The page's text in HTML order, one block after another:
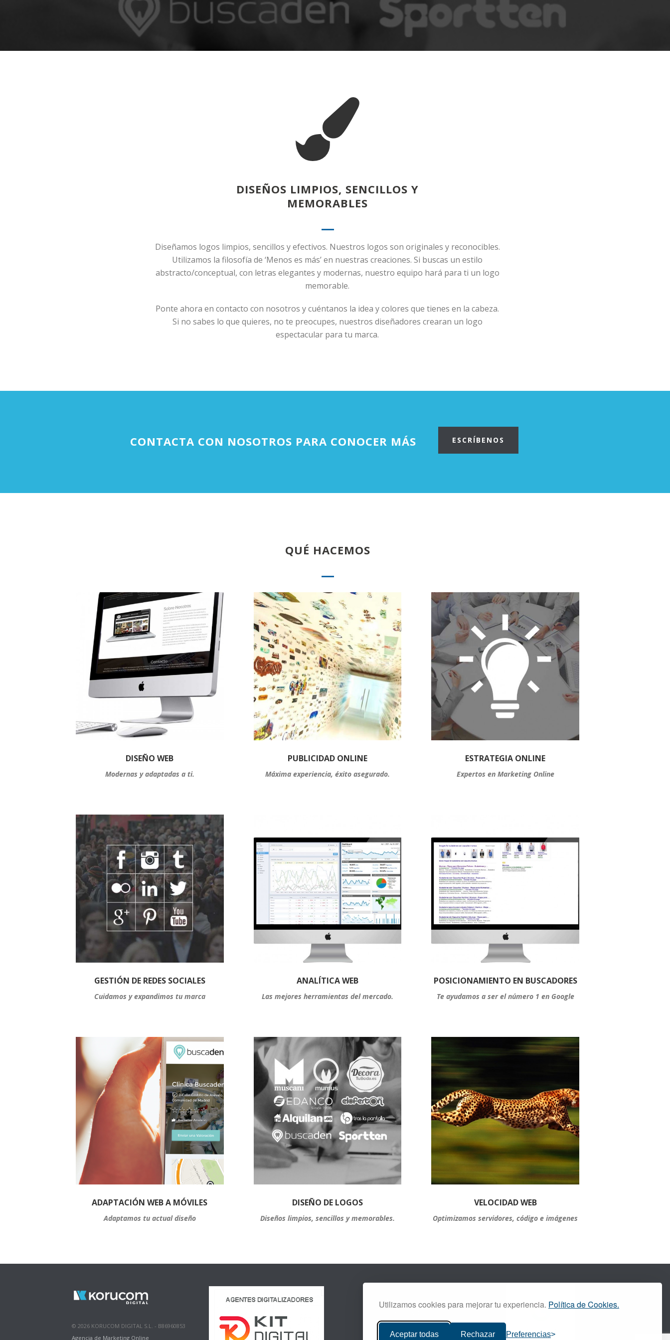
Utilizamos cookies para mejorar tu experiencia. Política de Cookies.
Aceptar todas Rechazar Preferencias
DISEÑOS LIMPIOS, SENCILLOS Y
MEMORABLES
Diseñamos logos limpios, sencillos y efectivos. Nuestros logos son originales y reconocibles.
Utilizamos la filosofía de ‘Menos es más’ en nuestras creaciones. Si buscas un estilo
abstracto/conceptual, con letras elegantes y modernas, nuestro equipo hará para ti un logo
memorable.
Ponte ahora en contacto con nosotros y cuéntanos la idea y colores que tienes en la cabeza.
Si no sabes lo que quieres, no te preocupes, nuestros diseñadores crearan un logo
espectacular para tu marca.
CONTACTA CON NOSOTROS PARA CONOCER MÁS ESCRÍBENOS
QUÉ HACEMOS
DISEÑO WEB
Modernas y adaptadas a ti.
PUBLICIDAD ONLINE
Máxima experiencia, éxito asegurado.
ESTRATEGIA ONLINE
Expertos en Marketing Online
GESTIÓN DE REDES SOCIALES
Cuidamos y expandimos tu marca
ANALÍTICA WEB
Las mejores herramientas del mercado.
POSICIONAMIENTO EN BUSCADORES
Te ayudamos a ser el número 1 en Google
ADAPTACIÓN WEB A MÓVILES
Adaptamos tu actual diseño
DISEÑO DE LOGOS
Diseños limpios, sencillos y memorables.
VELOCIDAD WEB
Optimizamos servidores, código e imágenes
© 2026 KORUCOM DIGITAL S.L. - B86960853
Agencia de Marketing Online
EMPLEO
AVISO LEGAL